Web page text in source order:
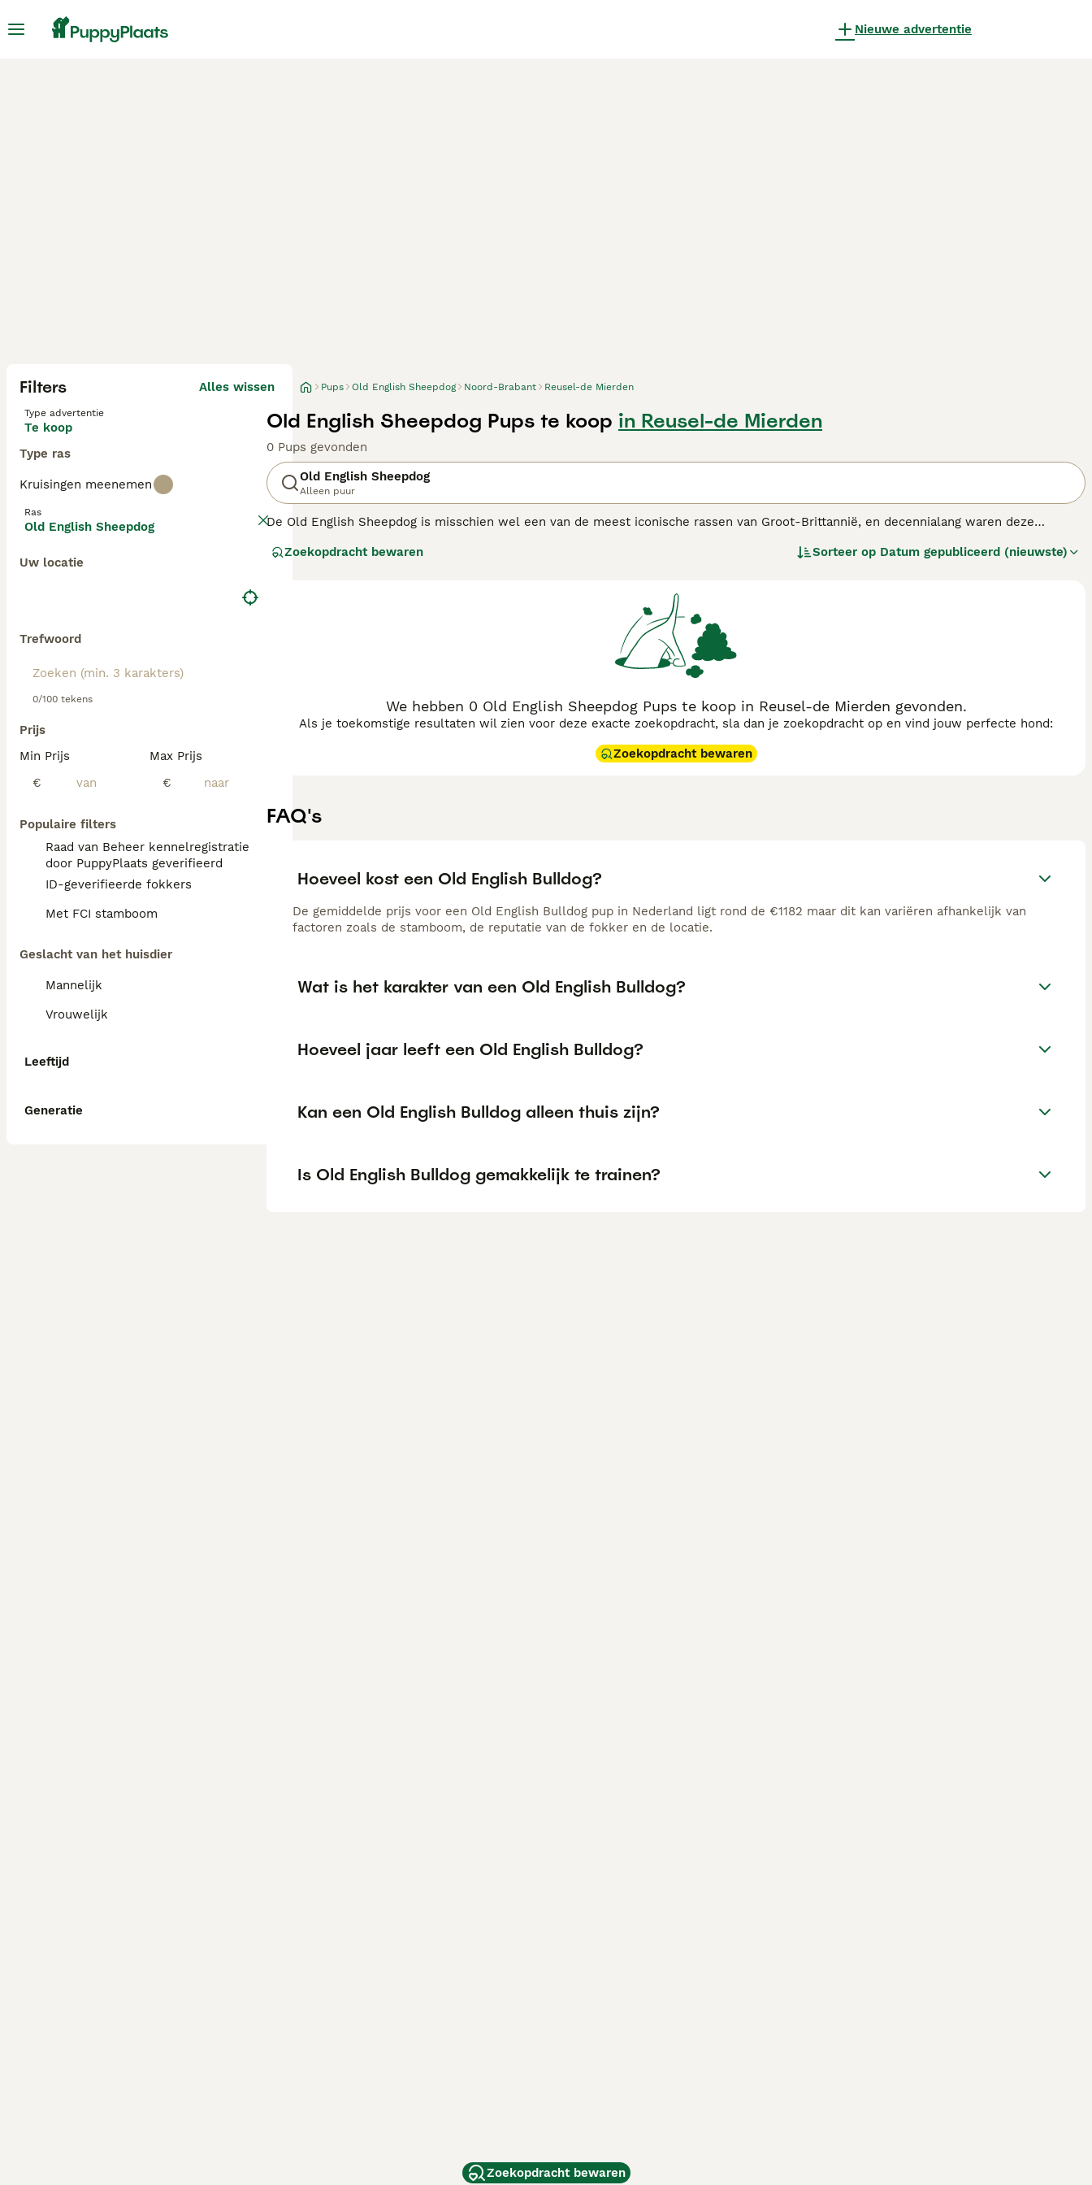
Nieuwe advertentie
Filters Alles wissen
Type advertentie
Te koop
Type ras
Kruisingen meenemen
Ras
Old English Sheepdog
Uw locatie
Trefwoord
0/100 tekens
Prijs
Min Prijs
€
Max Prijs
€
Populaire filters
Raad van Beheer kennelregistratie
door PuppyPlaats geverifieerd
ID-geverifieerde fokkers
Met FCI stamboom
Geslacht van het huisdier
Mannelijk
Vrouwelijk
Leeftijd
Generatie
Pups Old English Sheepdog Noord-Brabant Reusel-de Mierden
Old English Sheepdog Pups te koop in Reusel-de Mierden
0 Pups gevonden
Old English Sheepdog
Alleen puur
De Old English Sheepdog is misschien wel een van de meest iconische rassen van Groot-Brittannië, en decennialang waren deze
loyaal, vriendelijk en aanhankelijk.
Zoekopdracht bewaren Sorteer op Datum gepubliceerd (nieuwste)
We hebben 0 Old English Sheepdog Pups te koop in Reusel-de Mierden gevonden.
Als je toekomstige resultaten wil zien voor deze exacte zoekopdracht, sla dan je zoekopdracht op en vind jouw perfecte hond:
Zoekopdracht bewaren
FAQ's
Hoeveel kost een Old English Bulldog?
De gemiddelde prijs voor een Old English Bulldog pup in Nederland ligt rond de €1182 maar dit kan variëren afhankelijk van
factoren zoals de stamboom, de reputatie van de fokker en de locatie.
Wat is het karakter van een Old English Bulldog?
Hoeveel jaar leeft een Old English Bulldog?
Kan een Old English Bulldog alleen thuis zijn?
Is Old English Bulldog gemakkelijk te trainen?
Zoekopdracht bewaren